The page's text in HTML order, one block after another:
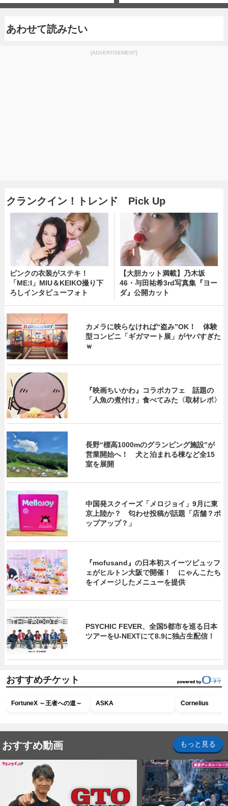
あわせて読みたい
[ADVERTISEMENT]
クランクイン！トレンド Pick Up
ピンクの衣装がステキ！
「ME:I」MIU＆KEIKO撮り下
ろしインタビューフォト
【大胆カット満載】乃木坂
46・与田祐希3rd写真集『ヨー
ダ』公開カット
カメラに映らなければ“盗み”OK！ 体験
型コンビニ「ギガマート展」がヤバすぎた
ｗ
『映画ちいかわ』コラボカフェ 話題の
「人魚の煮付け」食べてみた〈取材レポ〉
長野“標高1000mのグランピング施設”が
営業開始へ！ 犬と泊まれる棟など全15
室を展開
中国発スクイーズ「メロジョイ」9月に東
京上陸か？ 匂わせ投稿が話題「店舗？ポ
ップアップ？」
『mofusand』の日本初スイーツビュッフ
ェがヒルトン大阪で開催！ にゃんこたち
をイメージしたメニューを提供
PSYCHIC FEVER、全国5都市を巡る日本
ツアーをU‐NEXTにて8.9に独占生配信！
おすすめチケット
FortuneX ～王者への道～ ASKA Cornelius
おすすめ動画 もっと見る